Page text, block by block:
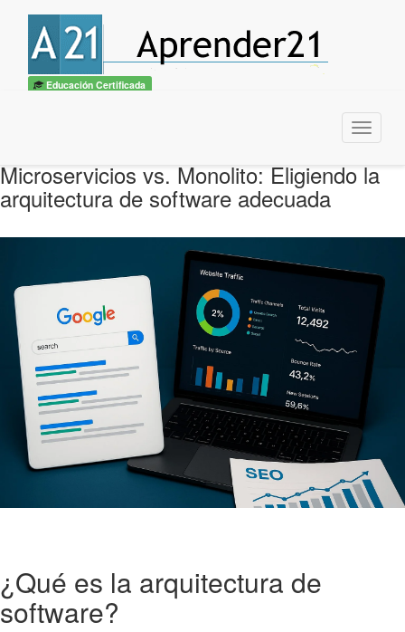
Educación Certificada
Menu
Microservicios vs. Monolito: Eligiendo la
arquitectura de software adecuada
¿Qué es la arquitectura de
software?